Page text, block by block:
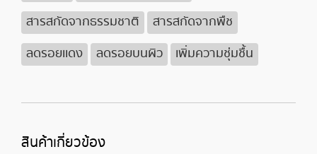
สารสกัดจากธรรมชาติ
สารสกัดจากพืช
ลดรอยเเดง
ลดรอยบนผิว เพิ่มความชุ่มชื้น
สินค้าเกี่ยวข้อง